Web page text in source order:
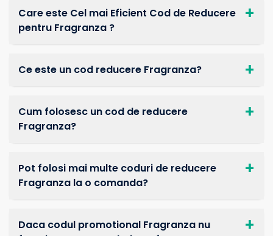
Care este Cel mai Eficient Cod de Reducere
pentru Fragranza ?
Ce este un cod reducere Fragranza?
Cum folosesc un cod de reducere
Fragranza?
Pot folosi mai multe coduri de reducere
Fragranza la o comanda?
Daca codul promotional Fragranza nu